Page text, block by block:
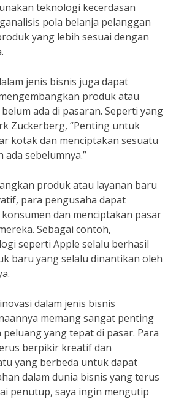
teknologi kecerdasan
pola belanja pelanggan
yang lebih sesuai dengan
jenis bisnis juga dapat
produk atau
ada di pasaran. Seperti yang
Zuckerberg, “Penting untuk
kotak dan menciptakan sesuatu
sebelumnya.”
produk atau layanan baru
para pengusaha dapat
dan menciptakan pasar
Sebagai contoh,
seperti Apple selalu berhasil
baru yang selalu dinantikan oleh
dalam jenis bisnis
memang sangat penting
yang tepat di pasar. Para
berpikir kreatif dan
yang berbeda untuk dapat
dalam dunia bisnis yang terus
penutup, saya ingin mengutip